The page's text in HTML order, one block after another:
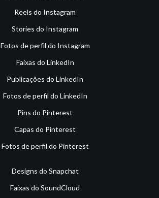
Reels do Instagram
Stories do Instagram
Fotos de perfil do Instagram
Faixas do LinkedIn
Publicações do LinkedIn
Fotos de perfil do LinkedIn
Pins do Pinterest
Capas do Pinterest
Fotos de perfil do Pinterest
Designs do Snapchat
Faixas do SoundCloud